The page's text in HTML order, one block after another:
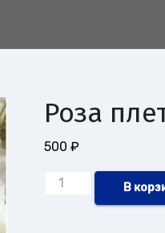
Роза
500₽
Количество
В